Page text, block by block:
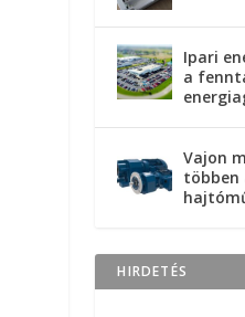
Ipari
a
Vajon
többen
HIRDETÉS